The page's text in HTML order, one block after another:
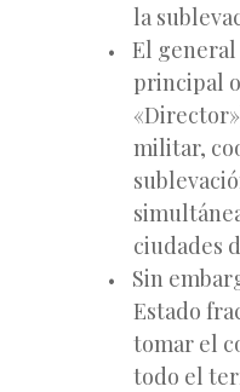
la
El
principal
militar,
ciudades
Sin
Estado
tomar el
todo el